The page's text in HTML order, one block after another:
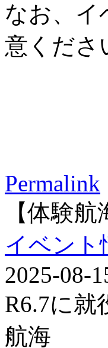
なお、イ
意くださ
Permalink
【体験
イベント
2025-08-
R6.7に就
航海